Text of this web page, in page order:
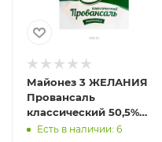
Майонез 3 ЖЕЛАНИЯ
Провансаль
классический 50,5%
700г п/у
Есть в наличии: 6